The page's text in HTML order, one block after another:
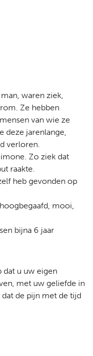
waren ziek,
Ze hebben
van wie ze
deze jarenlange,
verloren.
Zo ziek dat
raakte.
heb gevonden op
mooi,
bijna 6 jaar
dat u uw eigen
met uw geliefde in
de pijn met de tijd